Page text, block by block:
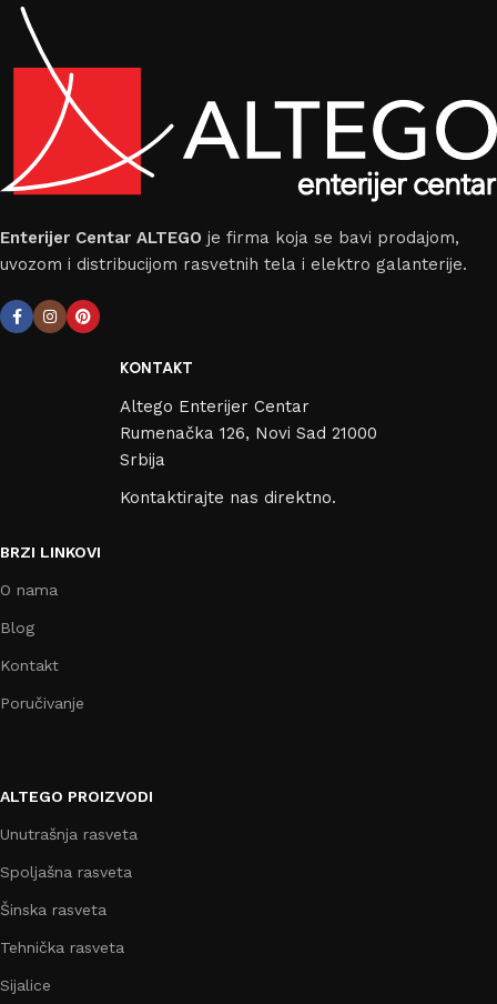
Enterijer Centar ALTEGO je firma koja se bavi prodajom,
uvozom i distribucijom rasvetnih tela i elektro galanterije.
KONTAKT
Altego Enterijer Centar
Rumenačka 126, Novi Sad 21000
Srbija
Kontaktirajte nas direktno.
BRZI LINKOVI
O nama
Blog
Kontakt
Poručivanje
ALTEGO PROIZVODI
Unutrašnja rasveta
Spoljašna rasveta
Šinska rasveta
Tehnička rasveta
Sijalice